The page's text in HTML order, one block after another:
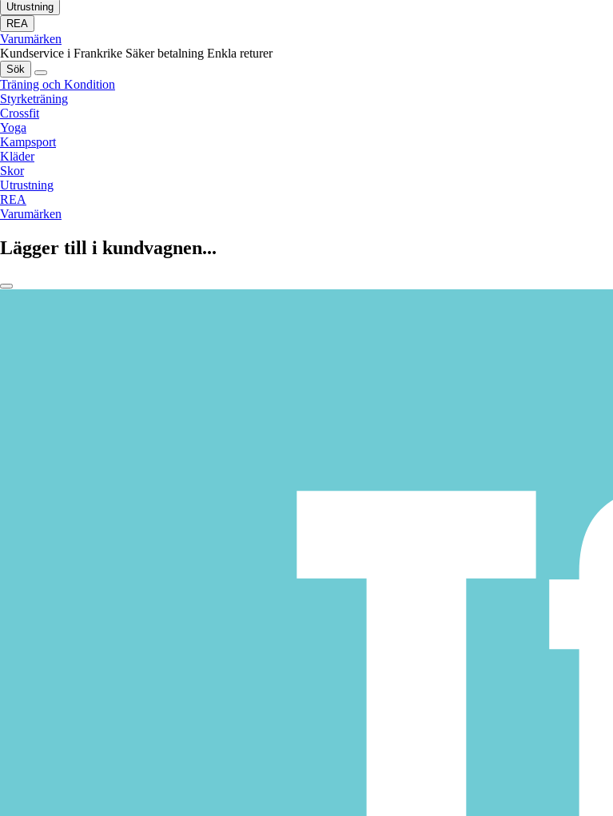
Utrustning
REA
Varumärken
Kundservice i Frankrike Säker betalning Enkla returer
Sök
Träning och Kondition
Styrketräning
Crossfit
Yoga
Kampsport
Kläder
Skor
Utrustning
REA
Varumärken
Lägger till i kundvagnen...